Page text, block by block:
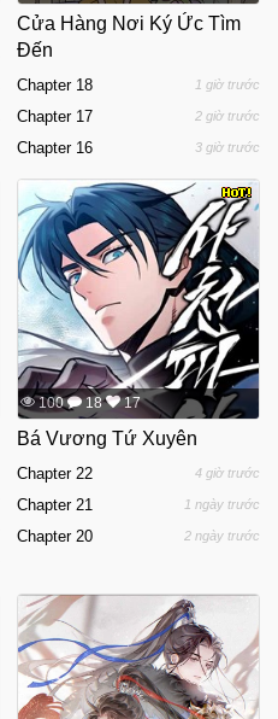
Cửa Hàng Nơi Ký Ức Tìm
Đến
Chapter 18 1 giờ trước
Chapter 17 2 giờ trước
Chapter 16 3 giờ trước
100 18 17
Bá Vương Tứ Xuyên
Chapter 22 4 giờ trước
Chapter 21 1 ngày trước
Chapter 20 2 ngày trước